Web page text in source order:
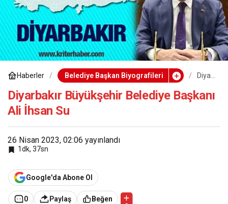
Haberler Belediye Başkan Biyografileri
Diyar
Büyü
kşehi
Diyarbakır Büyükşehir Belediye Başkanı
Ali İhsan Su
26 Nisan 2023, 02:06 yayınlandı
1dk, 37sn
Google'da Abone Ol
0 Paylaş Beğen